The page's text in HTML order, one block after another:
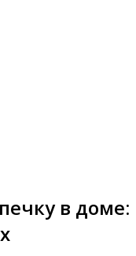
в доме: